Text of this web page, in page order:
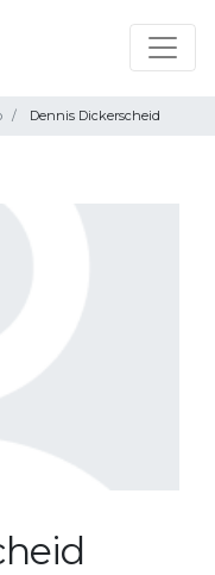
Dennis Dickerscheid